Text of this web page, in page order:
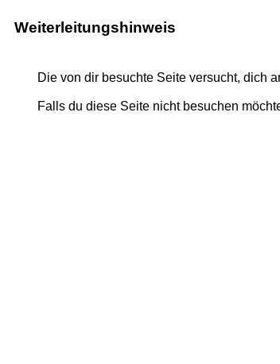
Weiterleitungshinweis
Die von dir besuchte Seite versucht, dich
Falls du diese Seite nicht besuchen